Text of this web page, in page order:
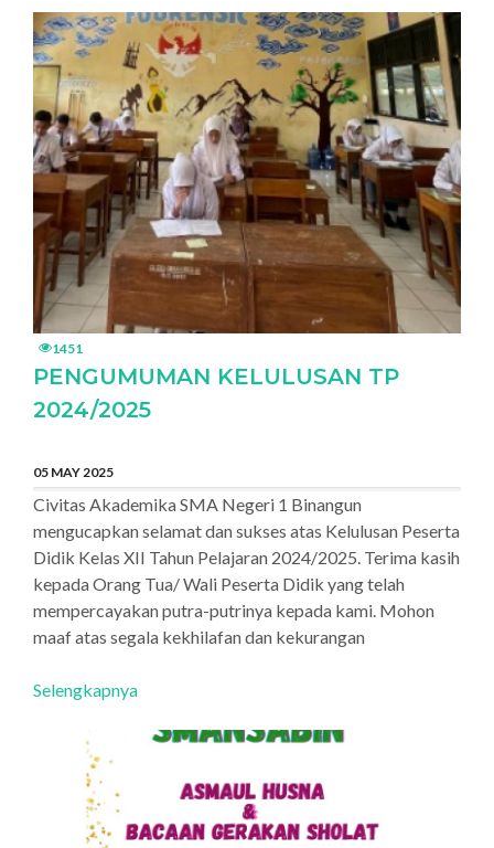
1451
PENGUMUMAN KELULUSAN TP
2024/2025
05 MAY 2025
Civitas Akademika SMA Negeri 1 Binangun
mengucapkan selamat dan sukses atas Kelulusan Peserta
Didik Kelas XII Tahun Pelajaran 2024/2025. Terima kasih
kepada Orang Tua/ Wali Peserta Didik yang telah
mempercayakan putra-putrinya kepada kami. Mohon
maaf atas segala kekhilafan dan kekurangan
Selengkapnya